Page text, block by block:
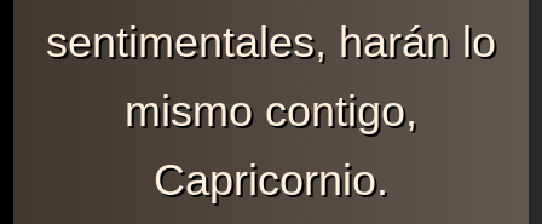
sentimentales, harán lo
mismo contigo,
Capricornio.